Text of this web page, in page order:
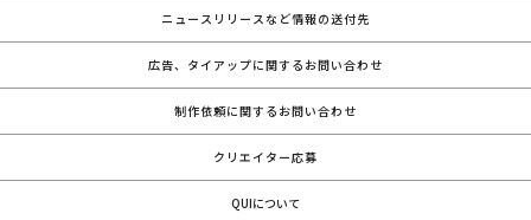
ニュースリリースなど情報の送付先
広告、タイアップに関するお問い合わせ
制作依頼に関するお問い合わせ
クリエイター応募
QUIについて